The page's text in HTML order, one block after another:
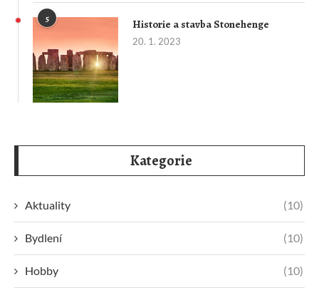
5 Historie a stavba Stonehenge
20. 1. 2023
Kategorie
Aktuality (10)
Bydlení (10)
Hobby (10)